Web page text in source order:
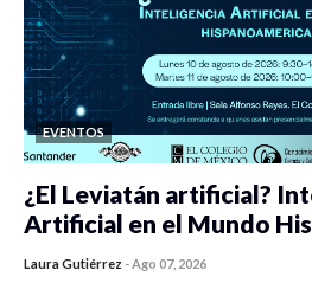
EVENTOS
¿El Leviatán artificial?
Artificial en el Mundo
Laura Gutiérrez -Ago 07, 2026